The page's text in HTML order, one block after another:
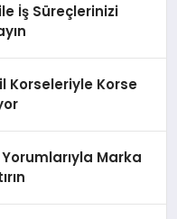
İş Süreçlerinizi
Korseleriyle Korse
Yorumlarıyla Marka